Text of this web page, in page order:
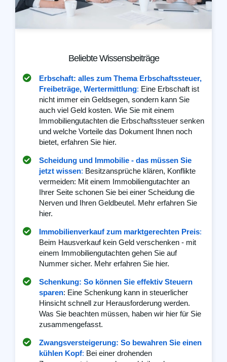
Beliebte Wissensbeiträge
Erbschaft: alles zum Thema Erbschaftssteuer,
Freibeträge, Wertermittlung: Eine Erbschaft ist
nicht immer ein Geldsegen, sondern kann Sie
auch viel Geld kosten. Wie Sie mit einem
Immobiliengutachten die Erbschaftssteuer senken
und welche Vorteile das Dokument Ihnen noch
bietet, erfahren Sie hier.
Scheidung und Immobilie - das müssen Sie
jetzt wissen: Besitzansprüche klären, Konflikte
vermeiden: Mit einem Immobiliengutachter an
Ihrer Seite schonen Sie bei einer Scheidung die
Nerven und Ihren Geldbeutel. Mehr erfahren Sie
hier.
Immobilienverkauf zum marktgerechten Preis:
Beim Hausverkauf kein Geld verschenken - mit
einem Immobiliengutachten gehen Sie auf
Nummer sicher. Mehr erfahren Sie hier.
Schenkung: So können Sie effektiv Steuern
sparen: Eine Schenkung kann in steuerlicher
Hinsicht schnell zur Herausforderung werden.
Was Sie beachten müssen, haben wir hier für Sie
zusammengefasst.
Zwangsversteigerung: So bewahren Sie einen
kühlen Kopf: Bei einer drohenden